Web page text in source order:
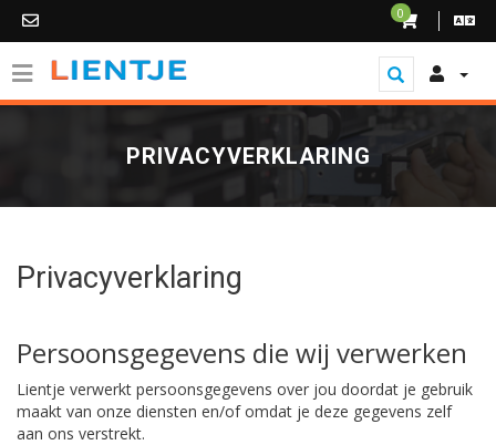
0
PRIVACYVERKLARING
Privacyverklaring
Persoonsgegevens die wij verwerken
Lientje verwerkt persoonsgegevens over jou doordat je gebruik
maakt van onze diensten en/of omdat je deze gegevens zelf
aan ons verstrekt.